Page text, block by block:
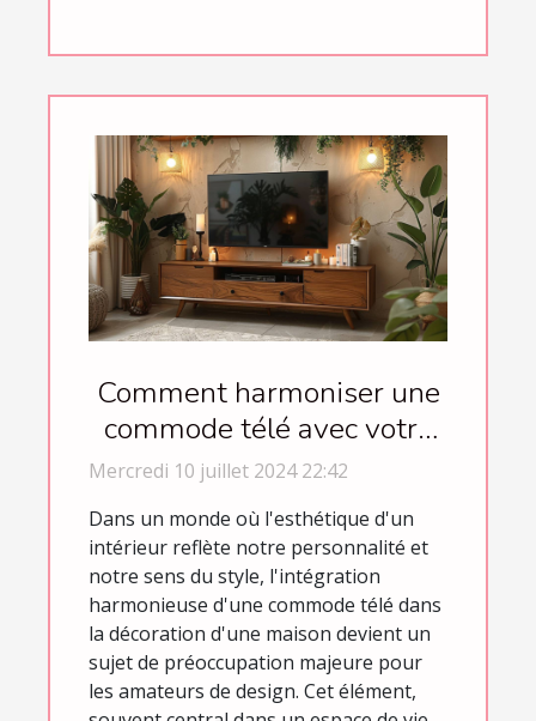
Comment harmoniser une
commode télé avec votre
décoration intérieure
Mercredi 10 juillet 2024 22:42
Dans un monde où l'esthétique d'un
intérieur reflète notre personnalité et
notre sens du style, l'intégration
harmonieuse d'une commode télé dans
la décoration d'une maison devient un
sujet de préoccupation majeure pour
les amateurs de design. Cet élément,